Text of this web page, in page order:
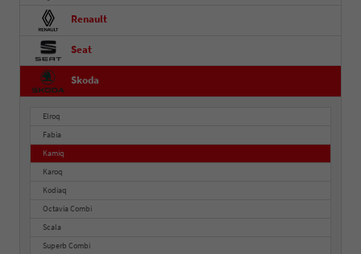
Renault
Seat
Skoda
Elroq
Fabia
Kamiq
Karoq
Kodiaq
Octavia Combi
Scala
Superb Combi